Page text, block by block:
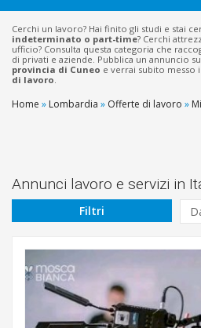
Cerchi un lavoro? Hai finito gli studi e stai
indeterminato o part-time? Cerchi
ufficio? Consulta questa categoria che
di privati e aziende. Pubblica un annuncio
provincia di Cuneo e verrai subito messo
di lavoro.
€
A
Home » Lombardia » Offerte di lavoro »
Annunci lavoro e servizi in
Filtri